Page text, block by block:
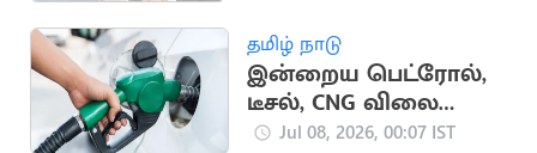
தமிழ் நாடு
இன்றைய பெட்ரோல்,
டீசல், CNG விலை
நிலவரம்
Jul 08, 2026, 00:07 IST